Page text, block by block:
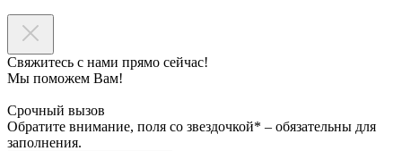
Свяжитесь с нами прямо сейчас!
Мы поможем Вам!
Срочный вызов
Обратите внимание, поля со звездочкой* – обязательны для
заполнения.